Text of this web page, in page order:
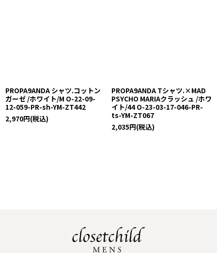
PROPA9ANDA シャツ.コットン
ガーゼ /ホワイト/M O-22-09-
12-059-PR-sh-YM-ZT442
2,970円(税込)
PROPA9ANDA Tシャツ.×MAD
PSYCHO MARIAクラッシュ /ホワ
イト/44 O-23-03-17-046-PR-
ts-YM-ZT067
2,035円(税込)